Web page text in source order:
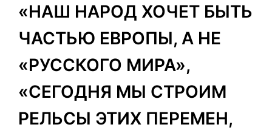
«НАШ НАРОД ХОЧЕТ БЫТЬ
ЧАСТЬЮ ЕВРОПЫ, А НЕ
«РУССКОГО МИРА»,
«СЕГОДНЯ МЫ СТРОИМ
РЕЛЬСЫ ЭТИХ ПЕРЕМЕН,